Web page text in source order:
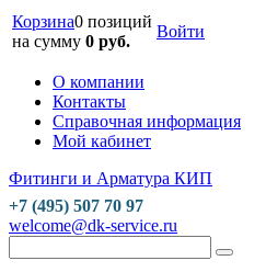
Корзина0 позиций
на сумму 0 руб.
Войти
О компании
Контакты
Справочная информация
Мой кабинет
Фитинги и Арматура КИП
+7 (495) 507 70 97
welcome@dk-service.ru